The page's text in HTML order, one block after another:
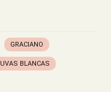
GRACIANO
UVAS BLANCAS